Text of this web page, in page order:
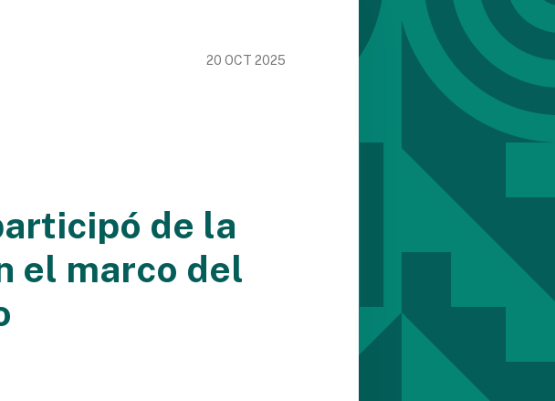
20 OCT 2025
de la
el marco del